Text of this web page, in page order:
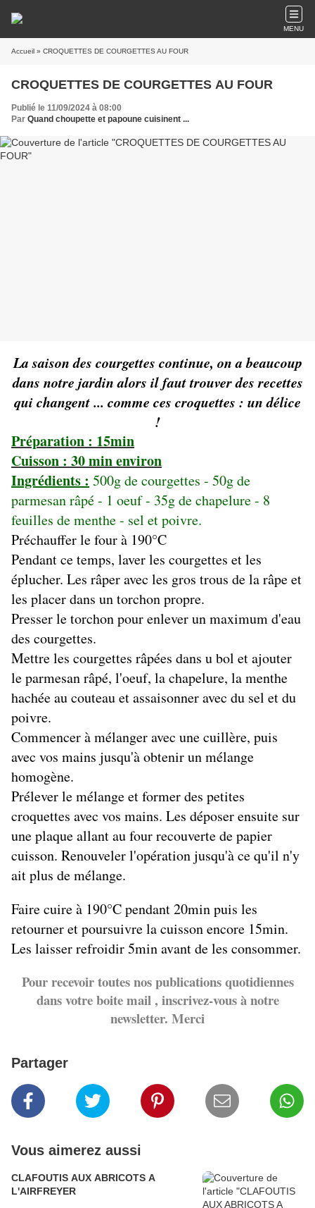
MENU
Accueil » CROQUETTES DE COURGETTES AU FOUR
CROQUETTES DE COURGETTES AU FOUR
Publié le 11/09/2024 à 08:00
Par Quand choupette et papoune cuisinent ...
La saison des courgettes continue, on a beaucoup
dans notre jardin alors il faut trouver des recettes
qui changent ... comme ces croquettes : un délice
!
Préparation : 15min
Cuisson : 30 min environ
Ingrédients : 500g de courgettes - 50g de
parmesan râpé - 1 oeuf - 35g de chapelure - 8
feuilles de menthe - sel et poivre.
Préchauffer le four à 190°C
Pendant ce temps, laver les courgettes et les
éplucher. Les râper avec les gros trous de la râpe et
les placer dans un torchon propre.
Presser le torchon pour enlever un maximum d'eau
des courgettes.
Mettre les courgettes râpées dans u bol et ajouter
le parmesan râpé, l'oeuf, la chapelure, la menthe
hachée au couteau et assaisonner avec du sel et du
poivre.
Commencer à mélanger avec une cuillère, puis
avec vos mains jusqu'à obtenir un mélange
homogène.
Prélever le mélange et former des petites
croquettes avec vos mains. Les déposer ensuite sur
une plaque allant au four recouverte de papier
cuisson. Renouveler l'opération jusqu'à ce qu'il n'y
ait plus de mélange.
Faire cuire à 190°C pendant 20min puis les
retourner et poursuivre la cuisson encore 15min.
Les laisser refroidir 5min avant de les consommer.
Pour recevoir toutes nos publications quotidiennes
dans votre boite mail , inscrivez-vous à notre
newsletter. Merci
Partager
Vous aimerez aussi
CLAFOUTIS AUX ABRICOTS A
L'AIRFREYER